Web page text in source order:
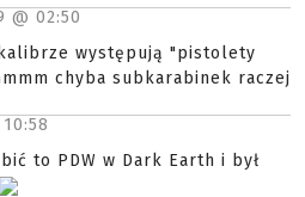
@ 02:50
występują "pistolety
chyba subkarabinek raczej
10:58
to PDW w Dark Earth i był